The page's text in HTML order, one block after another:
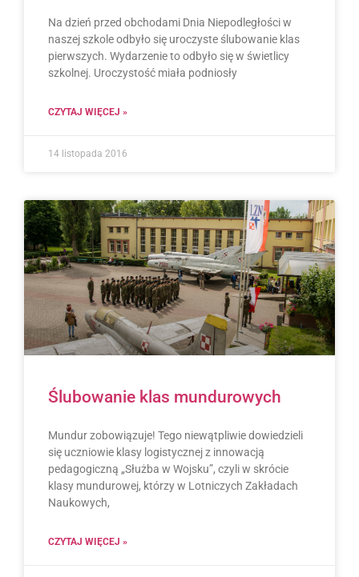
Na dzień przed obchodami Dnia Niepodległości w
naszej szkole odbyło się uroczyste ślubowanie klas
pierwszych. Wydarzenie to odbyło się w świetlicy
szkolnej. Uroczystość miała podniosły
CZYTAJ WIĘCEJ »
14 listopada 2016
Ślubowanie klas mundurowych
Mundur zobowiązuje! Tego niewątpliwie dowiedzieli
się uczniowie klasy logistycznej z innowacją
pedagogiczną „Służba w Wojsku”, czyli w skrócie
klasy mundurowej, którzy w Lotniczych Zakładach
Naukowych,
CZYTAJ WIĘCEJ »